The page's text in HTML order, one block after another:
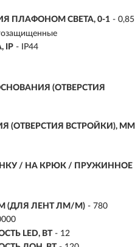
ПЛАФОНОМ СВЕТА, 0-1 - 0,85
IP - IP44
(ОТВЕРСТИЯ
(ОТВЕРСТИЯ ВСТРОЙКИ), ММ
/ НА КРЮК / ПРУЖИННОЕ
(ДЛЯ ЛЕНТ ЛМ/М) - 780
LED, ВТ - 12